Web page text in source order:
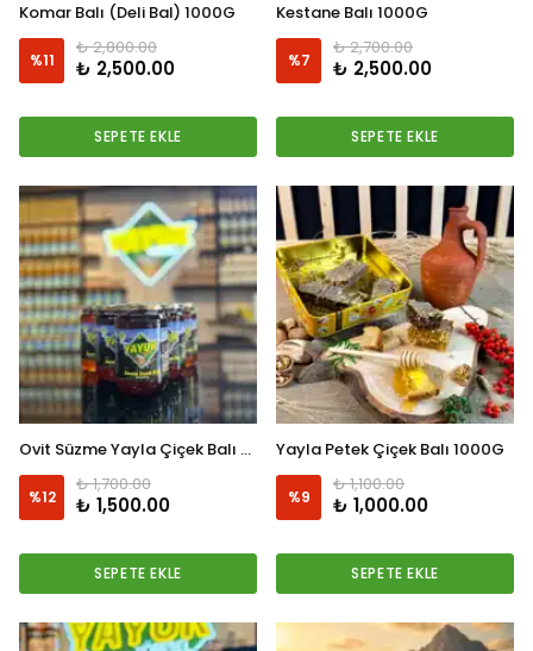
Komar Balı (Deli Bal) 1000G
%11
₺ 2,800.00
₺ 2,500.00
SEPETE EKLE
Kestane Balı 1000G
%7
₺ 2,700.00
₺ 2,500.00
SEPETE EKLE
Ovit Süzme Yayla Çiçek Balı 970Gr
%12
₺ 1,700.00
₺ 1,500.00
SEPETE EKLE
Yayla Petek Çiçek Balı 1000G
%9
₺ 1,100.00
₺ 1,000.00
SEPETE EKLE